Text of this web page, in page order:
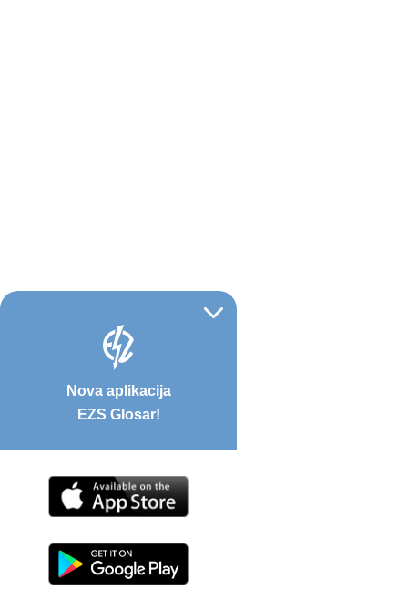
Nova aplikacija
EZS Glosar!